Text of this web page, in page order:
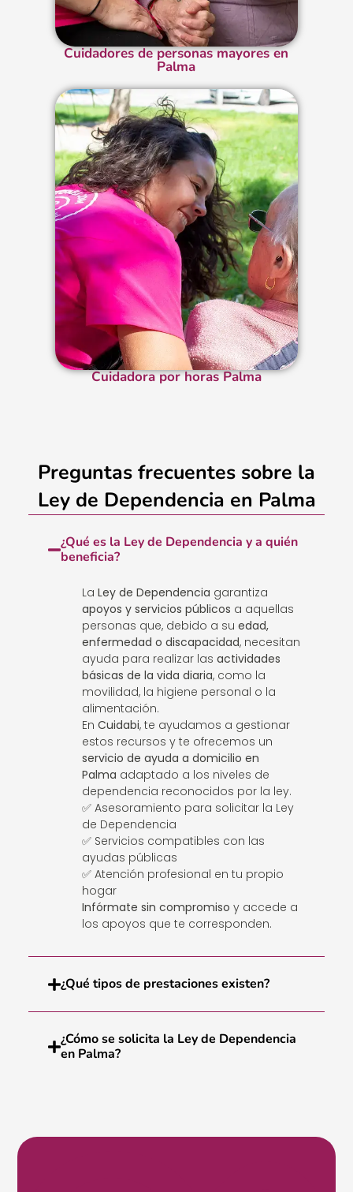
Cuidadores de personas mayores en
Palma
Cuidadora por horas Palma
Preguntas frecuentes sobre la
Ley de Dependencia en Palma
¿Qué es la Ley de Dependencia y a quién
beneficia?
La Ley de Dependencia garantiza
apoyos y servicios públicos a aquellas
personas que, debido a su edad,
enfermedad o discapacidad, necesitan
ayuda para realizar las actividades
básicas de la vida diaria, como la
movilidad, la higiene personal o la
alimentación.
En Cuidabi, te ayudamos a gestionar
estos recursos y te ofrecemos un
servicio de ayuda a domicilio en
Palma adaptado a los niveles de
dependencia reconocidos por la ley.
✅ Asesoramiento para solicitar la Ley
de Dependencia
✅ Servicios compatibles con las
ayudas públicas
✅ Atención profesional en tu propio
hogar
Infórmate sin compromiso y accede a
los apoyos que te corresponden.
¿Qué tipos de prestaciones existen?
¿Cómo se solicita la Ley de Dependencia
en Palma?